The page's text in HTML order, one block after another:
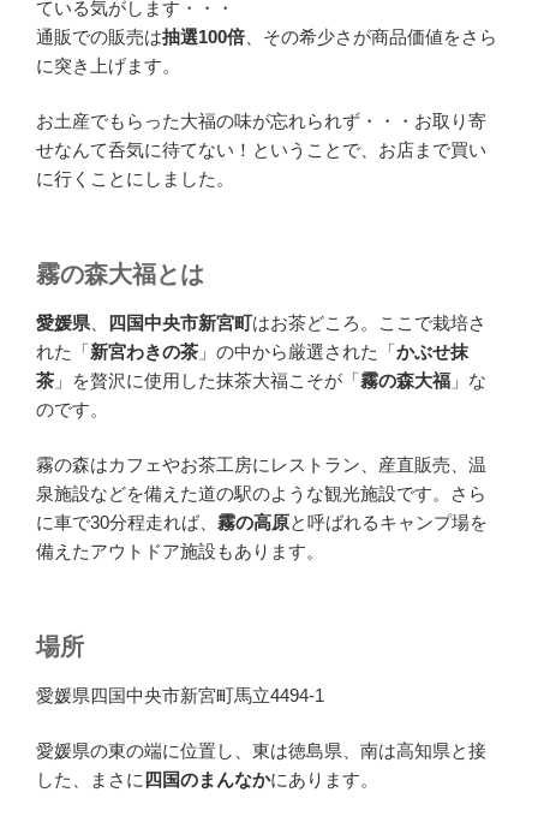
ている気がします・・・
通販での販売は抽選100倍 、その希少さが商品価値をさら
に突き上げます。
お土産でもらった大福の味が忘れられず・・・お取り寄
せなんて呑気に待てない！ということで、お店まで買い
に行くことにしました。
霧の森大福とは
愛媛県 四国中央市新宮町はお茶どころ。ここで栽培さ
れた「新宮わきの茶 」の中から厳選された「かぶせ抹
茶 」を贅沢に使用した抹茶大福こそが「霧の森大福 」な
のです。
霧の森はカフェやお茶工房にレストラン、産直販売、温
泉施設などを備えた道の駅のような観光施設です。さら
に車で30分程走れば、 霧の高原と呼ばれるキャンプ場を
備えたアウトドア施設もあります。
場所
愛媛県四国中央市新宮町馬立4494-1
愛媛県の東の端に位置し、東は徳島県、南は高知県と接
した、まさに 四国のまんなかにあります。